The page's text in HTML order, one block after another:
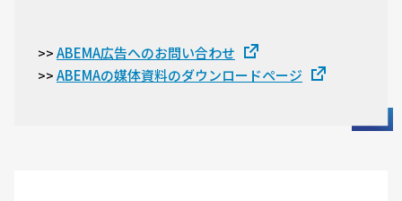
>> ABEMA広告へのお問い合わせ
>> ABEMAの媒体資料のダウンロードページ